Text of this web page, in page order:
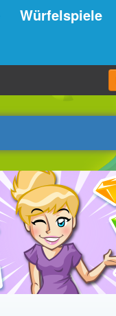
Würfelspiele